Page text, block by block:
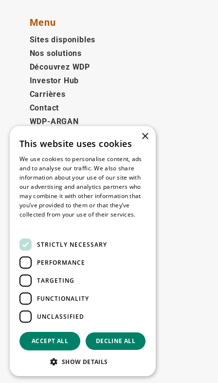
Menu
Sites disponibles
Nos solutions
Découvrez WDP
Investor Hub
Carrières
Contact
WDP-ARGAN
Juridique
Disclaimer
Politique de confidentialité
Cookie Policy
Contact
Restez informé
Restez à jour : inscrivez-vous à nos
newsletters Marketing
Copyright © 2026
×
This website uses cookies
We use cookies to personalise content, ads
and to analyse our traffic. We also share
information about your use of our site with
our advertising and analytics partners who
may combine it with other information that
you’ve provided to them or that they’ve
collected from your use of their services.
STRICTLY NECESSARY
PERFORMANCE
TARGETING
FUNCTIONALITY
UNCLASSIFIED
ACCEPT ALL DECLINE ALL
SHOW DETAILS